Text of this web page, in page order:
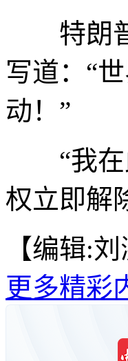
特朗普
写道：“
动！”
“我在
权立即解
【编辑:刘
更多精彩